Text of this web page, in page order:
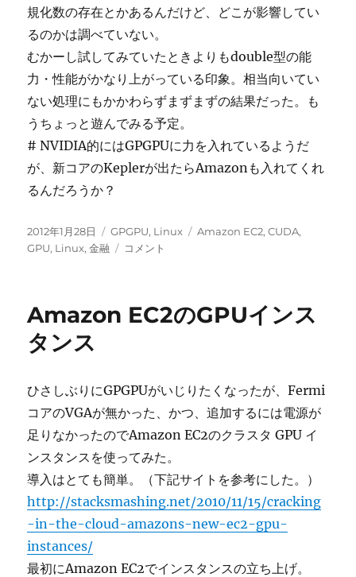
規化数の存在とかあるんだけど、どこが影響してい
るのかは調べていない。
むかーし試してみていたときよりもdouble型の能
力・性能がかなり上がっている印象。相当向いてい
ない処理にもかかわらずまずまずの結果だった。も
うちょっと遊んでみる予定。
# NVIDIA的にはGPGPUに力を入れているようだ
が、新コアのKeplerが出たらAmazonも入れてくれ
るんだろうか？
投
稿
2012年1月28日
カ
テ
GPGPU, Linux
タ
Amazon EC2,CUDA,
GPU, Linux,金融
Amazon
ン
（Fermi）
で
金
の
計
算
に
コメント
Amazon EC2のGPUインス
タンス
ひさしぶりにGPGPUがいじりたくなったが、Fermi
コアのVGAが無かった、かつ、追加するには電源が
足りなかったのでAmazon EC2のクラスタ GPU イ
ンスタンスを使ってみた。
導入はとても簡単。（下記サイトを参考にした。）
http://stacksmashing.net/2010/11/15/cracking
-in-the-cloud-amazons-new-ec2-gpu-
instances/
最初にAmazon EC2でインスタンスの立ち上げ。